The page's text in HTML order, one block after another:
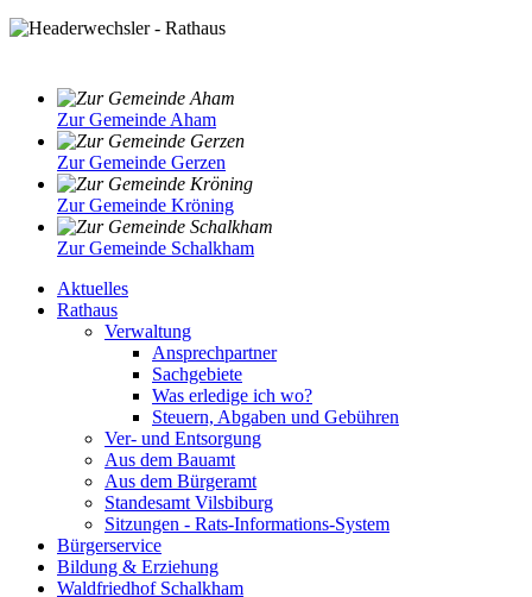
Zur Gemeinde Aham
Zur Gemeinde Gerzen
Zur Gemeinde Kröning
Zur Gemeinde Schalkham
Aktuelles
Rathaus
Verwaltung
Ansprechpartner
Sachgebiete
Was erledige ich wo?
Steuern, Abgaben und Gebühren
Ver- und Entsorgung
Aus dem Bauamt
Aus dem Bürgeramt
Standesamt Vilsbiburg
Sitzungen - Rats-Informations-System
Bürgerservice
Bildung & Erziehung
Waldfriedhof Schalkham